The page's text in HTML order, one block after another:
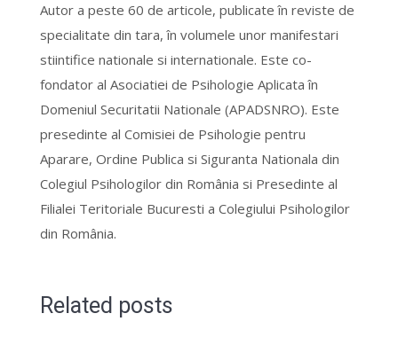
Autor a peste 60 de articole, publicate în reviste de
specialitate din tara, în volumele unor manifestari
stiintifice nationale si internationale. Este co-
fondator al Asociatiei de Psihologie Aplicata în
Domeniul Securitatii Nationale (APADSNRO). Este
presedinte al Comisiei de Psihologie pentru
Aparare, Ordine Publica si Siguranta Nationala din
Colegiul Psihologilor din România si Presedinte al
Filialei Teritoriale Bucuresti a Colegiului Psihologilor
din România.
Related posts